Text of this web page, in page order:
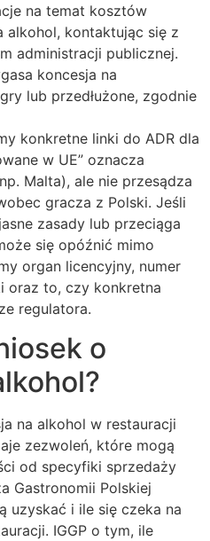
na temat kosztów
alkohol, kontaktując się z
administracji publicznej.
koncesja na
lub przedłużone, zgodnie
konkretne linki do ADR dla
w UE” oznacza
Malta), ale nie przesądza
gracza z Polski. Jeśli
zasady lub przeciąga
się opóźnić mimo
organ licencyjny, numer
oraz to, czy konkretna
regulatora.
o
na alkohol w restauracji
zezwoleń, które mogą
od specyfiki sprzedaży
Gastronomii Polskiej
uzyskać i ile się czeka na
IGGP o tym, ile